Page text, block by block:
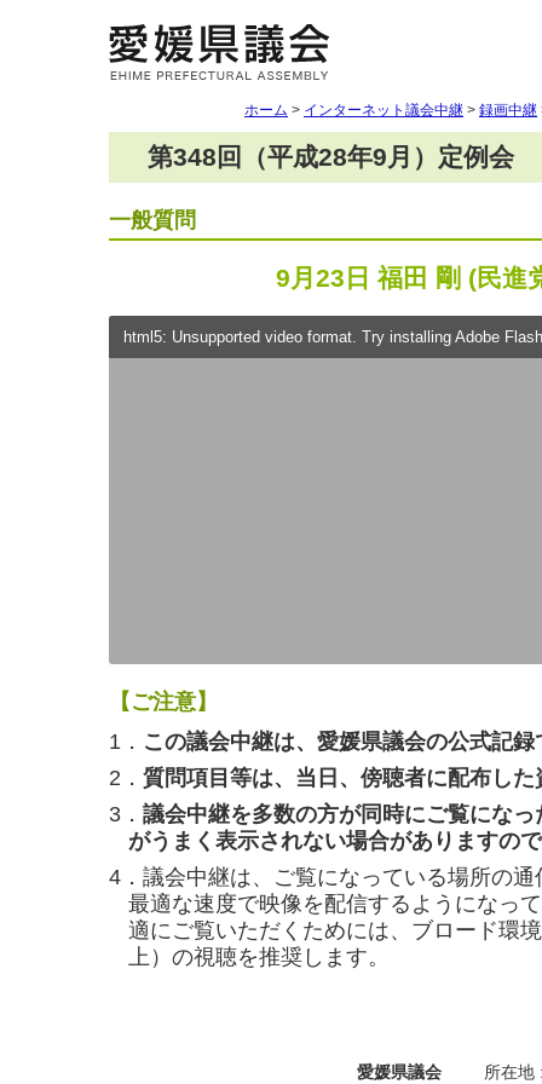
ホーム > インターネット議会中継 > 録画中継
第348回（平成28年9月）定例会
一般質問
9月23日 福田 剛 (民進
html5: Unsupported video format. Try installing Adobe
【ご注意】
1． この議会中継は、愛媛県議会の公式記
2． 質問項目等は、当日、傍聴者に配布した
3． 議会中継を多数の方が同時にご覧にな
がうまく表示されない場合がありますの
4．議会中継は、ご覧になっている場所の
最適な速度で映像を配信するようになっ
適にご覧いただくためには、ブロード環
上）の視聴を推奨します。
愛媛県議会
所在地